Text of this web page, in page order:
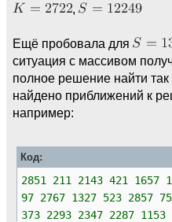
,
Ещё пробовала для
ситуация с массивом
полное решение найти
найдено приближений к
например:
Код:
2851 211 2143 421 1657
97 2767 1327 523 2857
373 2293 2347 2287